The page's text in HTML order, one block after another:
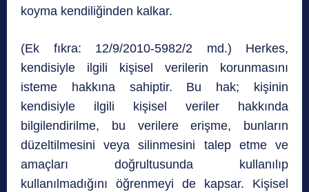
koyma kendiliğinden kalkar.
(Ek fıkra: 12/9/2010-5982/2 md.) Herkes,
kendisiyle ilgili kişisel verilerin korunmasını
isteme hakkına sahiptir. Bu hak; kişinin
kendisiyle ilgili kişisel veriler hakkında
bilgilendirilme, bu verilere erişme, bunların
düzeltilmesini veya silinmesini talep etme ve
amaçları doğrultusunda kullanılıp
kullanılmadığını öğrenmeyi de kapsar. Kişisel